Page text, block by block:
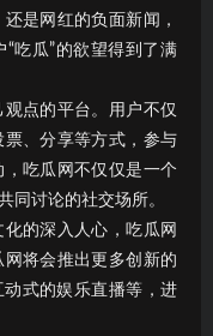
是网红的负面新闻，
吃瓜”的欲望得到了满
点的平台。用户不仅
、分享等方式，参与
吃瓜网不仅仅是一个
同讨论的社交场所。
的深入人心，吃瓜网
将会推出更多创新的
式的娱乐直播等，进